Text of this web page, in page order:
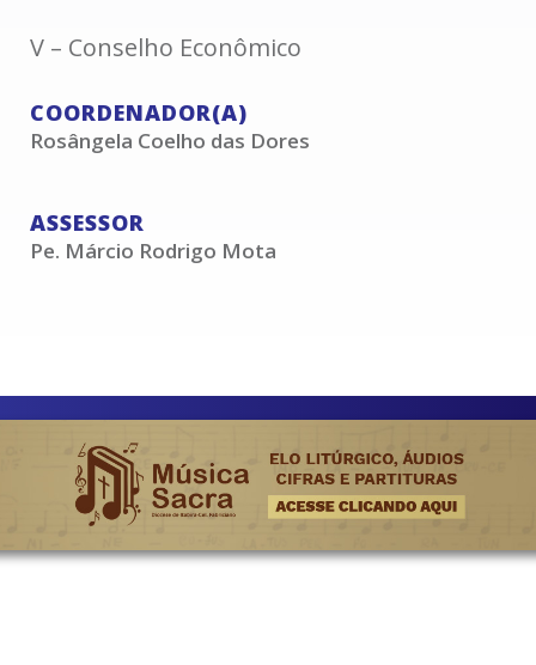
V – Conselho Econômico
COORDENADOR(A)
Rosângela Coelho das Dores
ASSESSOR
Pe. Márcio Rodrigo Mota